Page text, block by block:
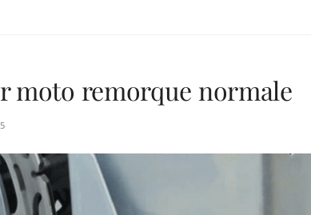
moto remorque normale